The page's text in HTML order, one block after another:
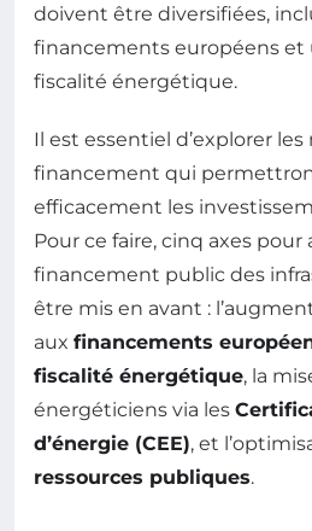
doivent être diversifiées,
financements européens et
fiscalité énergétique.
Il est essentiel d’explorer
financement qui
efficacement les
Pour ce faire, cinq axes pour
financement public des
être mis en avant :
aux financements
fiscalité énergétique, la
énergéticiens via les
d’énergie (CEE), et
ressources publiques.